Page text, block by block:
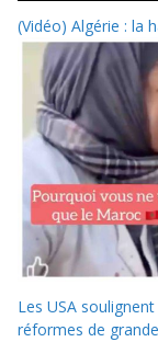
(Vidéo) Algérie : la
Les USA
réformes de